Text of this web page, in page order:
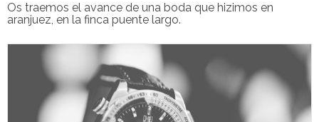
Os traemos el avance de una boda que hizimos en
aranjuez, en la finca puente largo.